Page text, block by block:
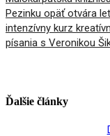
Pezinku opäť otvára
intenzívny kurz
písania s Veronikou
Ďalšie články